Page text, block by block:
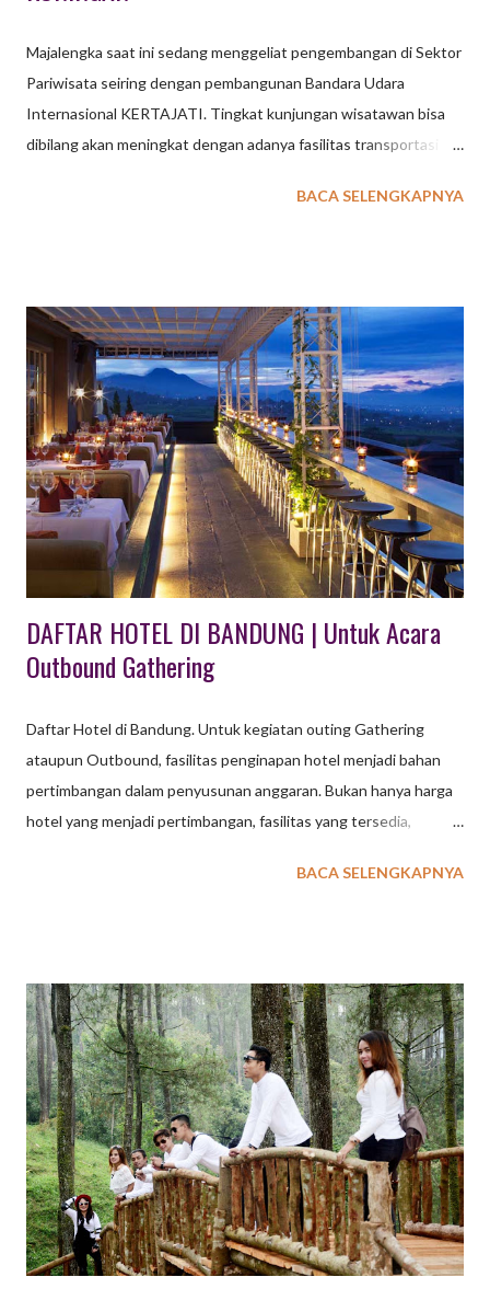
Majalengka saat ini sedang menggeliat pengembangan di Sektor
Pariwisata seiring dengan pembangunan Bandara Udara
Internasional KERTAJATI. Tingkat kunjungan wisatawan bisa
dibilang akan meningkat dengan adanya fasilitas transportasi ini.
berbenah untuk mempersiapkan tingkat kunjungan tamu
Kuningan dan Cirebon sebagai destinasi yang menarik.
Tentunya paket outing outbound gathering perlu dikemas secra
apik dengan menggabungkan beberapa tempat wisata di
Majalengka dan Kuningan. Berikut ini beberapa ulasan tempat
wisata di Majalengka & Kuningan yang kami ambil dari sumber
www.tempatwisataunik.com 40 Tempat Wisata di Majalengka &
Kuningan Kabupaten di Jawa Barat ini pada awalnya bernama
Kabupaten Maja. Berlokasi di bagian timur Jawa Ba...
BACA SELENGKAPNYA
DAFTAR HOTEL DI BANDUNG | Untuk Acara
Outbound Gathering
Daftar Hotel di Bandung. Untuk kegiatan outing Gathering
ataupun Outbound, fasilitas penginapan hotel menjadi bahan
pertimbangan dalam penyusunan anggaran. Bukan hanya harga
hotel yang menjadi pertimbangan, fasilitas yang tersedia,
menjadi bahan pertimbangan. Kota Bandung saat ini
Family Gathering, dsb. Berikut ini kami sampaikan beberapa
daftar hotel yang ada di Bandung, semoga dapat mebantu Anda.
1. The Trans Luxury Hotel Berlokasi di Jalan Gatot Subroto 289,
yang merupakan pusat kota Bandung, Hotel bintang 5 di
Bandung ini mendapat predikat sebagai Hotel Bintang 5 di
Bandung yang paling baik. Ada banyak variasi paket kamar yang
ditawarkan, antara lain: premier room, premier room plus sarapan
pagi, club premier, premier room plus 2 tiket Trans...
BACA SELENGKAPNYA